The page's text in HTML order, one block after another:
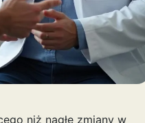
niż nagłe zmiany w